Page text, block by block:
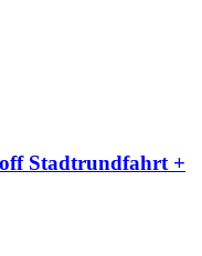
Stadtrundfahrt +